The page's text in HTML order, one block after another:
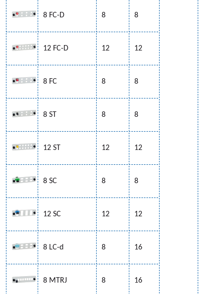
8 FC-D 8 8
12 FC-D 12 12
8 FC 8 8
8 ST 8 8
12 ST 12 12
8 SC 8 8
12 SC 12 12
8 LC-d 8 16
8 MTRJ 8 16